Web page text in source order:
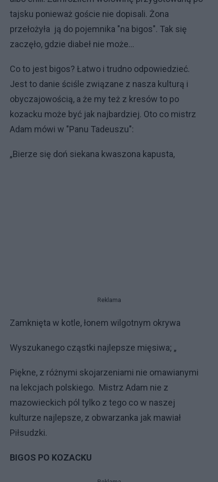
tajsku ponieważ goście nie dopisali. Żona
przełożyła ją do pojemnika "na bigos". Tak się
zaczęło, gdzie diabeł nie może...
Co to jest bigos? Łatwo i trudno odpowiedzieć.
Jest to danie ściśle związane z nasza kulturą i
obyczajowością, a że my też z kresów to po
kozacku może być jak najbardziej. Oto co mistrz
Adam mówi w "Panu Tadeuszu":
„Bierze się doń siekana kwaszona kapusta,
Reklama
Zamknięta w kotle, łonem wilgotnym okrywa
Wyszukanego cząstki najlepsze mięsiwa; „
Piękne, z różnymi skojarzeniami nie omawianymi
na lekcjach polskiego. Mistrz Adam nie z
mazowieckich pól tylko z tego co w naszej
kulturze najlepsze, z obwarzanka jak mawiał
Piłsudzki.
BIGOS PO KOZACKU